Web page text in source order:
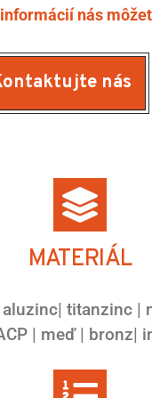
nás
nás
MATERIÁL
titanzinc |
| meď | bronz|